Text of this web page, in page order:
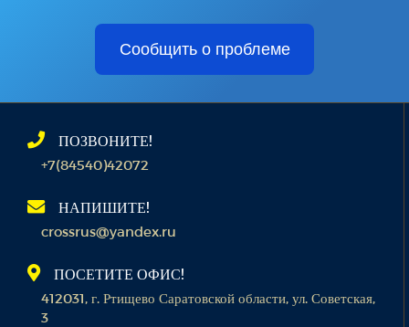
Сообщить о проблеме
ПОЗВОНИТЕ!
+7(84540)42072
НАПИШИТЕ!
crossrus@yandex.ru
ПОСЕТИТЕ ОФИС!
412031, г. Ртищево Саратовской области, ул. Советская,
3